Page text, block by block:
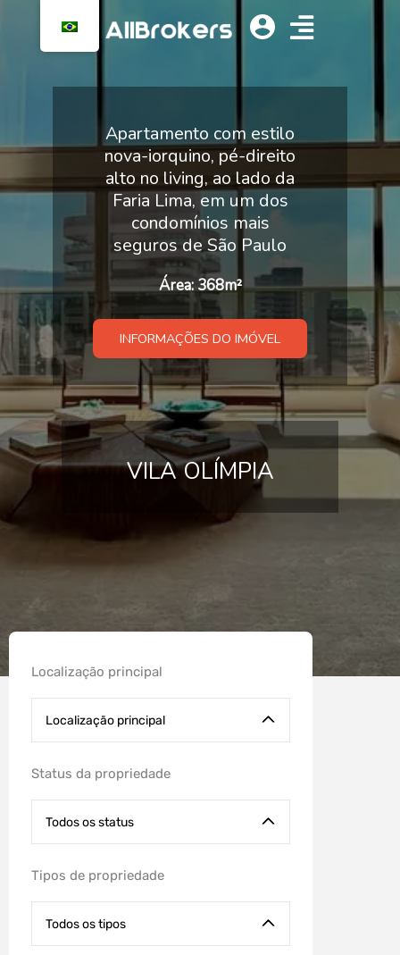
Apartamento com estilo
nova-iorquino, pé-direito
alto no living, ao lado da
Faria Lima, em um dos
condomínios mais
seguros de São Paulo
Área: 368m²
INFORMAÇÕES DO IMÓVEL
VILA OLÍMPIA
Localização principal
Localização principal
Status da propriedade
Todos os status
Tipos de propriedade
Todos os tipos